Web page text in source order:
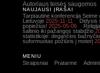
Autoriaus teisės saugomos
NAUJAUSI ĮRAŠAI
Tarptautinė konferencija Seime
Lietuvoje 2025-11-11
Didysis
popiežius! 2025-05-06
šaltinio iki pažangos stabdžio
statistikoje: degančios
suformuotas požiūris į moterį
MENIU
Straipsniai Pratarmė